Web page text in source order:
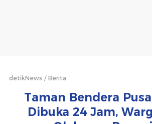
detikNews Berita
Taman Bendera
Dibuka 24 Jam,